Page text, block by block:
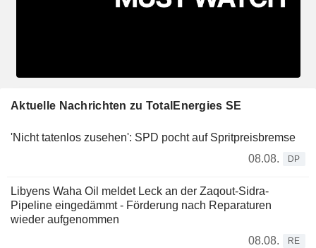
Aktuelle Nachrichten zu TotalEnergies SE
'Nicht tatenlos zusehen': SPD pocht auf Spritpreisbremse
08.08.
DP
Libyens Waha Oil meldet Leck an der Zaqout-Sidra-
Pipeline eingedämmt - Förderung nach Reparaturen
wieder aufgenommen
08.08.
RE